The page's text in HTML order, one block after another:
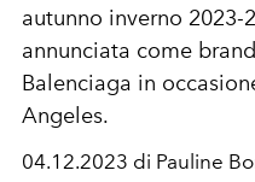
autunno inverno 2023-
annunciata come
Balenciaga in
Angeles.
04.12.2023 di Pauline